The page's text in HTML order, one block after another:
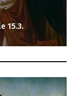
15.3.